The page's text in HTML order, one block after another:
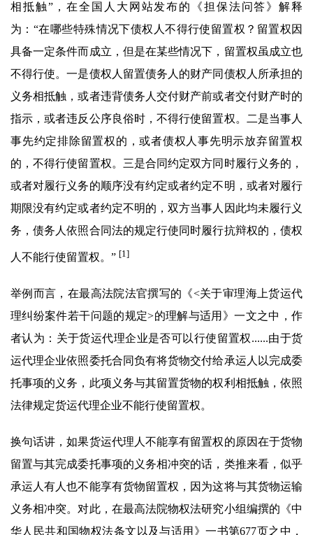
相抵触”，在全国人大网站发布的《担保法问答》解释
为：“在哪些特殊情况下债权人不得行使留置权？留置权因
具备一定条件而成立，但是在某些情况下，留置权虽成立也
不得行使。一是债权人留置债务人的财产同债权人所承担的
义务相抵触，或者违背债务人交付财产前或者交付财产时的
指示，或者违反公序良俗时，不得行使留置权。二是当事人
事先约定排除留置权的，或者债权人事先明示放弃留置权
的，不得行使留置权。三是合同约定双方同时履行义务的，
或者对履行义务的顺序没有约定或者约定不明，或者对履行
期限没有约定或者约定不明的，双方当事人因此均未履行义
务，债务人依照合同法的规定行使同时履行抗辩权的，债权
人不能行使留置权。” [1]
举例而言，在最高法院法官撰写的《<关于审理海上货运代
理纠纷案件若干问题的规定>的理解与适用》一文之中，作
者认为：关于货运代理企业是否可以行使留置权......由于货
运代理企业依照委托合同负有将货物交付给承运人以完成委
托事项的义务，此项义务与其留置货物的权利相抵触，依照
法律规定货运代理企业不能行使留置权。
换句话讲，如果货运代理人不能享有留置权的原因在于货物
留置与其完成委托事项的义务相冲突的话，类推来看，似乎
承运人有人也不能享有货物留置权，因为这将与其货物运输
义务相冲突。对此，在最高法院物权法研究小组编撰的《中
华人民共和国物权法条文以及与适用》一书第677页之中，